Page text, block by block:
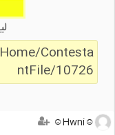
Contesta
ntFile/10726
☺Hwni☺